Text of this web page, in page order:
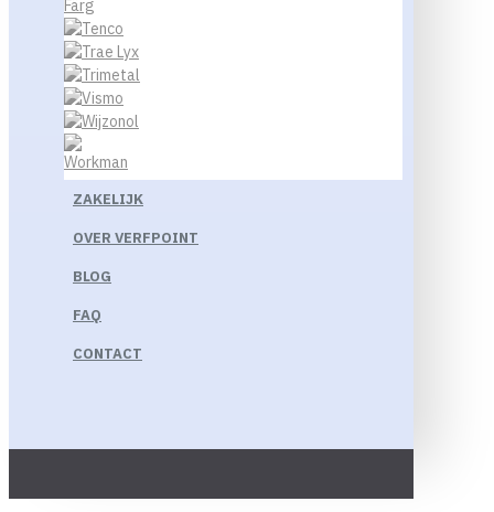
ZAKELIJK
OVER VERFPOINT
BLOG
FAQ
CONTACT